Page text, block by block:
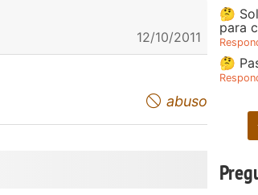
12/10/2011
abuso
🤔
para
🤔